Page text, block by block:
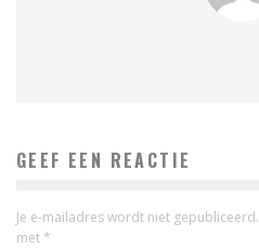
GEEF EEN REACTIE
Je e-mailadres wordt niet gepubliceerd.
met *